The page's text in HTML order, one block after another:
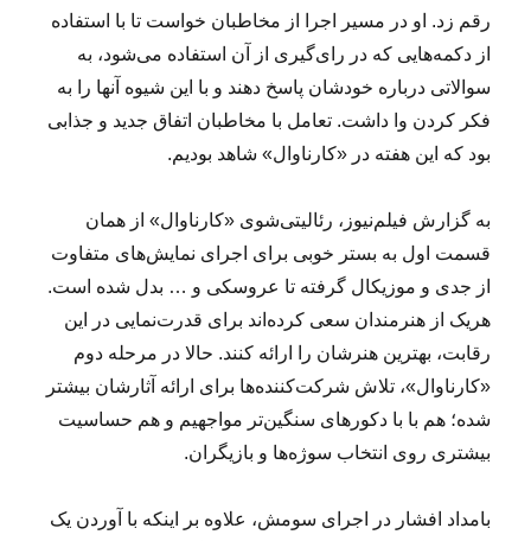
رقم زد. او در مسیر اجرا از مخاطبان خواست تا با استفاده‌
از دکمه‌هایی که در رای‌گیری از آن استفاده می‌شود، به
سوالاتی درباره خودشان پاسخ دهند و با این شیوه آنها را به
فکر کردن وا داشت. تعامل با مخاطبان اتفاق جدید و جذابی
بود که این هفته در «کارناوال» شاهد بودیم.
به گزارش فیلم‌نیوز، رئالیتی‌شوی «کارناوال» از همان
قسمت اول به بستر خوبی برای اجرای نمایش‌های متفاوت
از جدی و موزیکال گرفته تا عروسکی و … بدل شده است.
هریک از هنرمندان سعی کرده‌اند برای قدرت‌نمایی در این
رقابت، بهترین هنرشان را ارائه کنند. حالا در مرحله دوم
«کارناوال»، تلاش‌ شرکت‌کننده‌ها برای ارائه آثارشان بیشتر
شده؛ هم با با دکورهای سنگین‌تر مواجهیم و هم حساسیت
بیشتری روی انتخاب‌ سوژه‌ها و بازیگران.
بامداد افشار در اجرای سومش، علاوه بر اینکه با آوردن یک